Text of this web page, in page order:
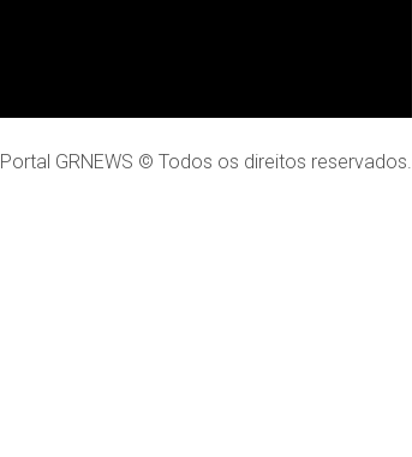
Portal GRNEWS © Todos os direitos reservados.